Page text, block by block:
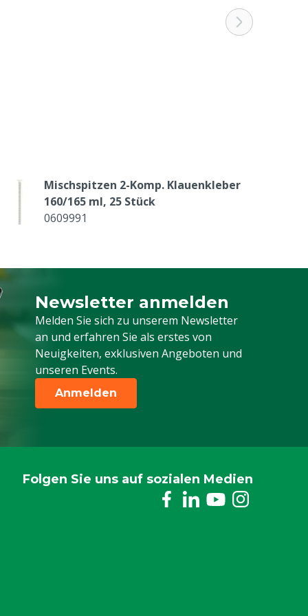
Mischspitzen 2-Komp. Klauenkleber
160/165 ml, 25 Stück
0609991
Newsletter anmelden
Melden Sie sich zu unserem Newsletter
an und erfahren Sie als erstes von
Neuigkeiten, exklusiven Angeboten und
unseren Events.
Melden Sie sich für unseren Newsletter
Anmelden
Folgen Sie uns auf sozialen Medien